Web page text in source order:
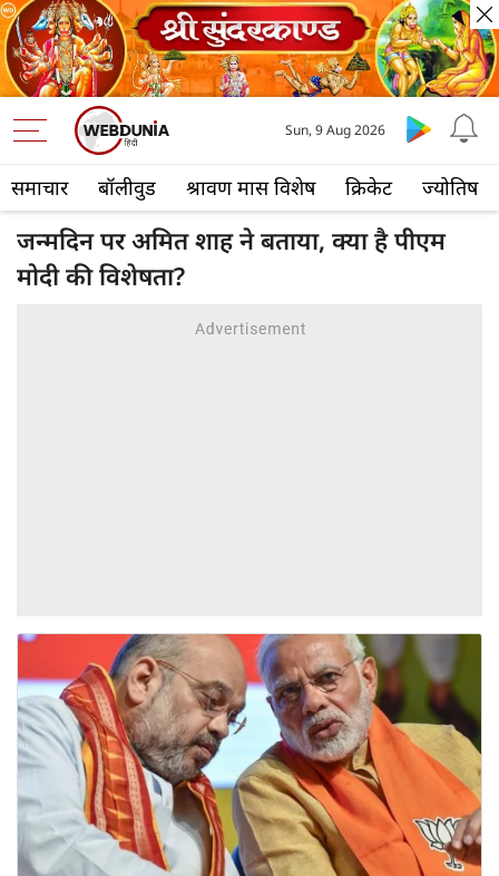
समाचार बॉलीवुड श्रावण मास विशेष क्रिकेट ज्योतिष
Sun, 9 Aug 2026
जन्मदिन पर अमित शाह ने बताया, क्या है पीएम
मोदी की विशेषता?